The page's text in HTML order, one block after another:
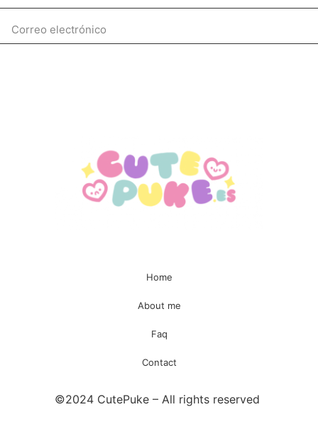
Home
About me
Faq
Contact
©2024 CutePuke – All rights reserved